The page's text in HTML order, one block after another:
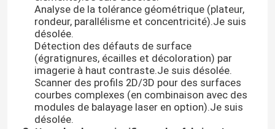
Analyse de la tolérance géométrique (plateur,
rondeur, parallélisme et concentricité).Je suis
désolée.
Détection des défauts de surface
(égratignures, écailles et décoloration) par
imagerie à haut contraste.Je suis désolée.
Scanner des profils 2D/3D pour des surfaces
courbes complexes (en combinaison avec des
modules de balayage laser en option).Je suis
désolée.